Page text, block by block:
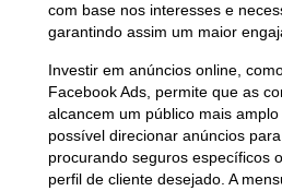
com base nos interesses e
garantindo assim um maior
Investir em anúncios online,
Facebook Ads, permite que as
alcancem um público mais
possível direcionar anúncios
procurando seguros específicos
perfil de cliente desejado. A